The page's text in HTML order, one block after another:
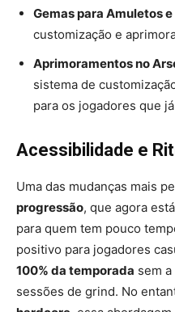
Gemas para Amuletos
customização e
Aprimoramentos no
sistema de
para os jogadores que
Acessibilidade e
Uma das mudanças mais
progressão, que agora está
para quem tem pouco
positivo para jogadores
100% da temporada sem
sessões de grind. No